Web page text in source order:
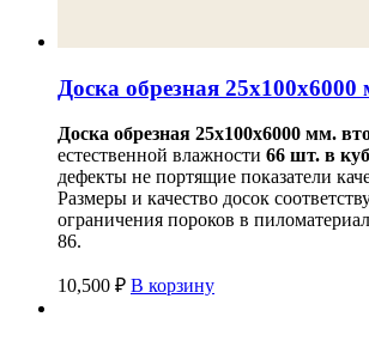
Доска обрезная 25х100х6000
Доска обрезная 25х100х6000 мм.
естественной влажности 66 шт. в
дефекты не портящие показатели
Размеры и качество досок
ограничения пороков в
86.
10,500 ₽ В корзину